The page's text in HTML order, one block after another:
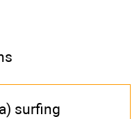
a) surfing